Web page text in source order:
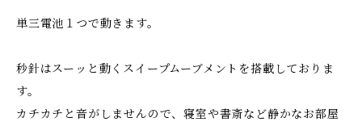
単三電池１つで動きます。
秒針はスーッと動くスイープムーブメントを搭載しておりま
す。
カチカチと音がしませんので、寝室や書斎など静かなお部屋